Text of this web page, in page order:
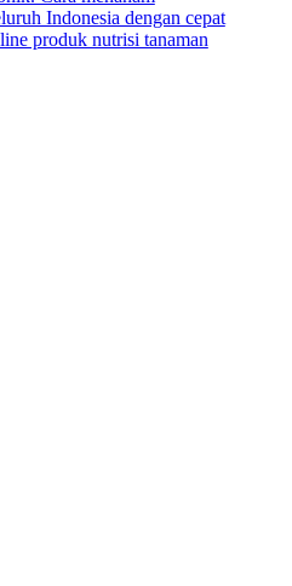
Indonesia dengan cepat
produk nutrisi tanaman